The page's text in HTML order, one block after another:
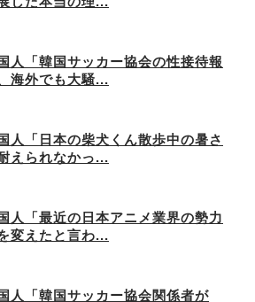
人「韓国サッカー協会の性接待報
海外でも大騒...
人「日本の柴犬くん散歩中の暑さ
えられなかっ...
人「最近の日本アニメ業界の勢力
変えたと言わ...
人「韓国サッカー協会関係者が